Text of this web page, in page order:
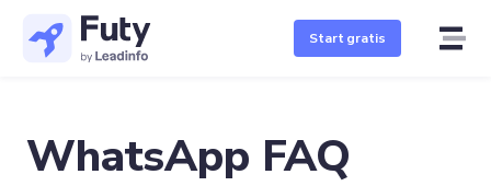
Start gratis
WhatsApp FAQ